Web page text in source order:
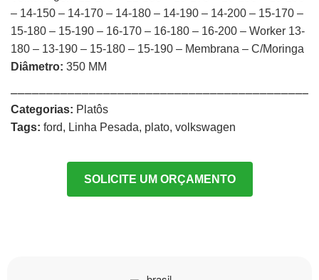
– 14-150 – 14-170 – 14-180 – 14-190 – 14-200 – 15-170 –
15-180 – 15-190 – 16-170 – 16-180 – 16-200 – Worker 13-
180 – 13-190 – 15-180 – 15-190 – Membrana – C/Moringa
Diâmetro: 350 MM
Categorias: Platôs
Tags: ford, Linha Pesada, plato, volkswagen
SOLICITE UM ORÇAMENTO